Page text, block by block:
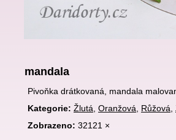
mandala
Pivoňka drátkovaná, mandala
Kategorie: Žlutá, Oranžová, Růžová,
Zobrazeno: 32121 ×